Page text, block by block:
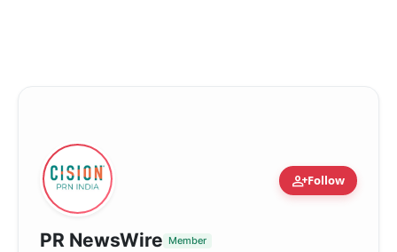
person_addFollow
PR NewsWire Member